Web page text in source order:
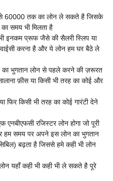
60000 तक का लोन ले सकते है जिसके
समय भी मिलता है
इनकम प्रूफ जैसे की सैलरी स्लिप या
करना है और ये लोन हम घर बैठे ले
का भुगतान लोन से पहले करने की ज़रूरत
फ़ीस या किसी भी तरह का कोई और
फिर किसी भी तरह का कोई गारंटी देने
रजिस्टर लोन होगा जो पूरी
हम समय पर अपने इस लोन का भुगतान
बढ़ता है जिससे हमे कही भी लोन
यहाँ कही भी कही भी ले सकते है पूरे